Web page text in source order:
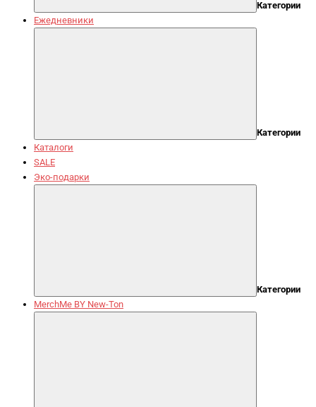
Категории
Ежедневники
Категории
Каталоги
SALE
Эко-подарки
Категории
MerchMe BY New-Ton